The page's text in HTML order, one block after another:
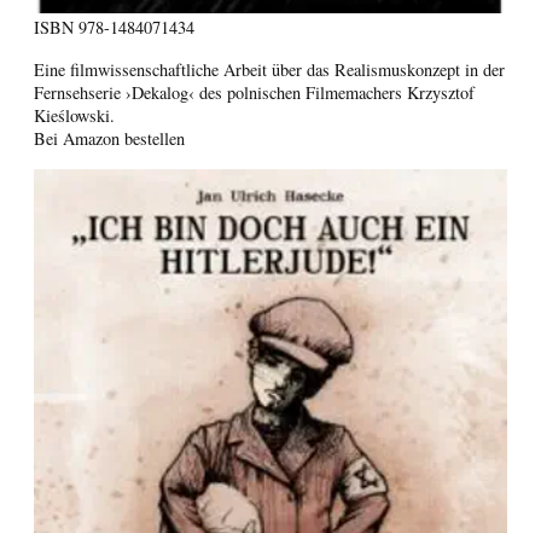
ISBN 978-1484071434
Eine filmwissenschaftliche Arbeit über das Realismuskonzept in der
Fernsehserie ›Dekalog‹ des polnischen Filmemachers Krzysztof
Kieślowski.
Bei Amazon bestellen